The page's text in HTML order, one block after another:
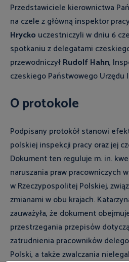
Przedstawiciele kierownictwa
na czele z główną inspektor
Hrycko uczestniczyli w dniu 6
spotkaniu z delegatami
przewodniczyłRudolf Hahn,
czeskiego Państwowego Urzędu
O protokole
Podpisany protokół stanowi
polskiej inspekcji pracy oraz jej
Dokument ten reguluje m. in.
naruszania praw pracowniczych
w Rzeczypospolitej Polskiej,
zmianami w obu krajach.
zauważyła, że dokument
przestrzegania przepisów
zatrudnienia pracowników
Polski, a także zwalczania